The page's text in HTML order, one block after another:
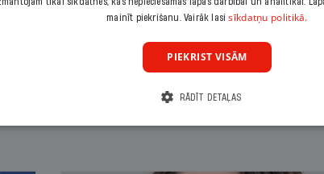
mainīt piekrišanu. Vairāk lasisīkdatņu politikā.
PIEKRIST VISĀM
RĀDĪT DETAĻAS